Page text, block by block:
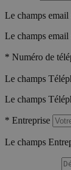
Le champs email
Le champs
* Numéro de
Le champs
Le champs
* Entreprise
Le champs